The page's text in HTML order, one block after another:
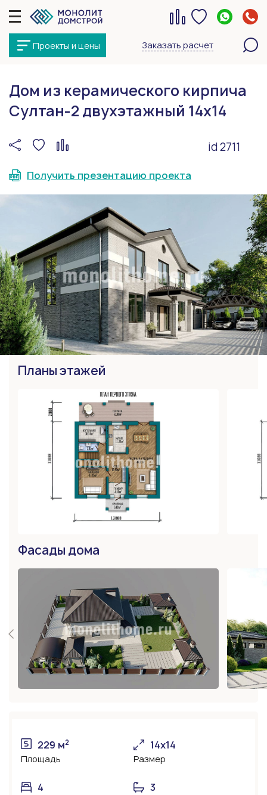
Проекты и цены Заказать расчет
Дом из керамического кирпича
Султан-2 двухэтажный 14х14
id 2711
Получить презентацию проекта
Планы этажей
Фасады дома
229 м2
Площадь
14х14
Размер
4 3